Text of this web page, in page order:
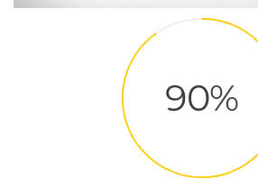
90